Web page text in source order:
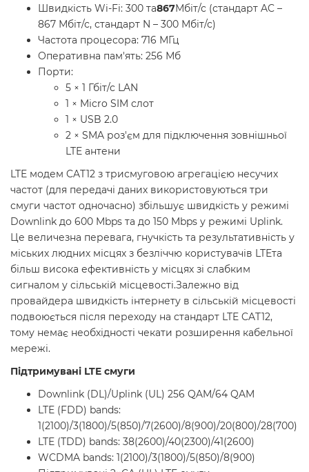
Швидкість Wi-Fi: 300 та867Мбіт/с (стандарт AC –
867 Мбіт/с, стандарт N – 300 Мбіт/с)
Частота процесора: 716 МГц
Оперативна пам'ять: 256 Мб
Порти:
5 × 1 Гбіт/с LAN
1 × Micro SIM слот
1 × USB 2.0
2 × SMA роз'єм для підключення зовнішньої
LTE антени
LTE модем CAT12 з трисмуговою агрегацією несучих
частот (для передачі даних використовуються три
смуги частот одночасно) збільшує швидкість у режимі
Downlink до 600 Mbps та до 150 Mbps у режимі Uplink.
Це величезна перевага, гнучкість та результативність у
міських людних місцях з безліччю користувачів LTEта
більш висока ефективність у місцях зі слабким
сигналом у сільській місцевості.Залежно від
провайдера швидкість інтернету в сільській місцевості
подвоюється після переходу на стандарт LTE CAT12,
тому немає необхідності чекати розширення кабельної
мережі.
Підтримувані LTE смуги
Downlink (DL)/Uplink (UL) 256 QAM/64 QAM
LTE (FDD) bands:
1(2100)/3(1800)/5(850)/7(2600)/8(900)/20(800)/28(700)
LTE (TDD) bands: 38(2600)/40(2300)/41(2600)
WCDMA bands: 1(2100)/3(1800)/5(850)/8(900)